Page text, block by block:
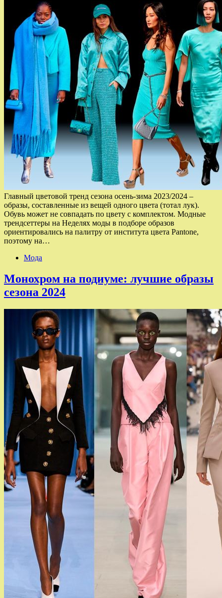
Главный цветовой тренд сезона осень-зима 2023/2024 –
образы, составленные из вещей одного цвета (тотал лук).
Обувь может не совпадать по цвету с комплектом. Модные
трендсеттеры на Неделях моды в подборе образов
ориентировались на палитру от института цвета Pantone,
поэтому на…
Мода
Монохром на подиуме: лучшие образы
сезона 2024